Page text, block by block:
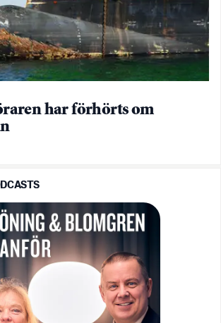
har förhörts om